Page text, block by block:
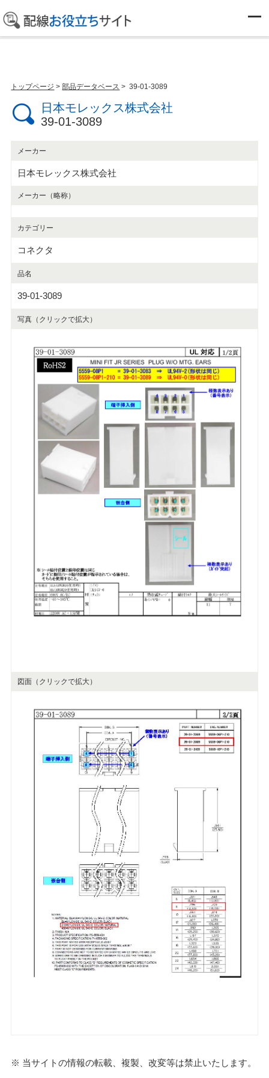
部品データベース
トップページ >部品データベース > 39-01-3089
日本モレックス株式会社
39-01-3089
メーカー
日本モレックス株式会社
メーカー（略称）
カテゴリー
コネクタ
品名
39-01-3089
写真（クリックで拡大）
図面（クリックで拡大）
※ 当サイトの情報の転載、複製、改変等は禁止いたします。